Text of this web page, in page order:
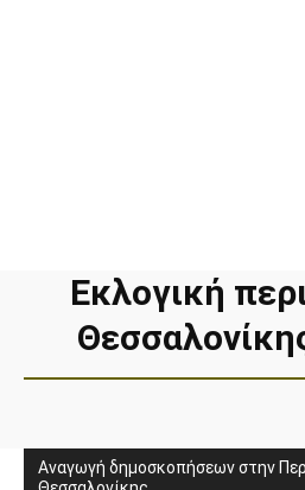
Εκλογική
Αναγωγή δημοσκοπήσεων στην